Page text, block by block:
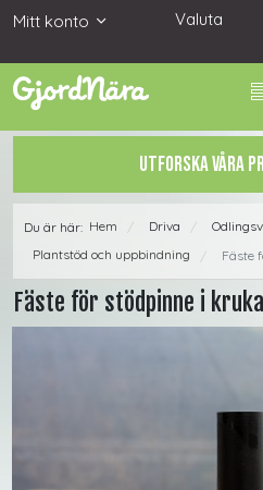
Mitt konto Valuta
UTFORSKA VÅRA
Du är här: Hem / Driva /
Plantstöd och uppbindning
/ Fäste
Fäste för stödpinne i kruka